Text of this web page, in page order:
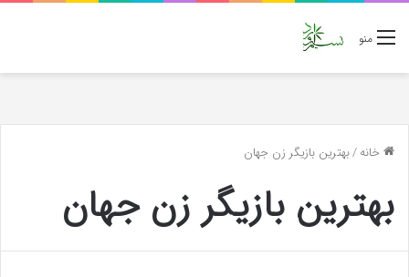
منو
خانه/بهترین بازیگر زن جهان
بهترین بازیگر زن جهان